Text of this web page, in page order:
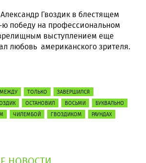
Гвоздик в блестящем
ю победу на профессиональном
выступлением еще
любовь американского зрителя.
МЕЖДУ ТОЛЬКО
ЗАВЕРШИЛСЯ
ОСТАНОВИЛ ВОСЬМИ
БУКВАЛЬНО
ЧИЛЕМБОЙ ГВОЗДИКОМ РАУНДАХ